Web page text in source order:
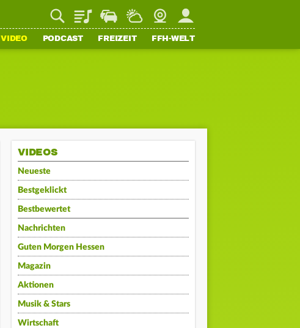
PlaylistStaupilotWetterWebcamMein FFH
VIDEO PODCAST FREIZEIT FFH-WELT
VIDEOS
Neueste
Bestgeklickt
Bestbewertet
Nachrichten
Guten Morgen Hessen
Magazin
Aktionen
Musik & Stars
Wirtschaft